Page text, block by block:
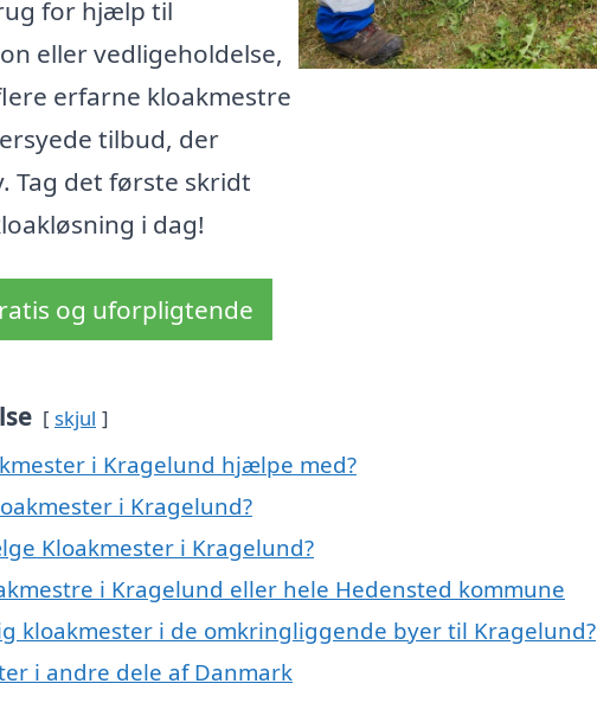
for hjælp til
eller vedligeholdelse,
erfarne kloakmestre
tilbud, der
Tag det første skridt
i dag!
og uforpligtende
skjul
i Kragelund hjælpe med?
i Kragelund?
Kloakmester i Kragelund?
i Kragelund eller hele Hedensted kommune
kloakmester i de omkringliggende byer til Kragelund?
i andre dele af Danmark